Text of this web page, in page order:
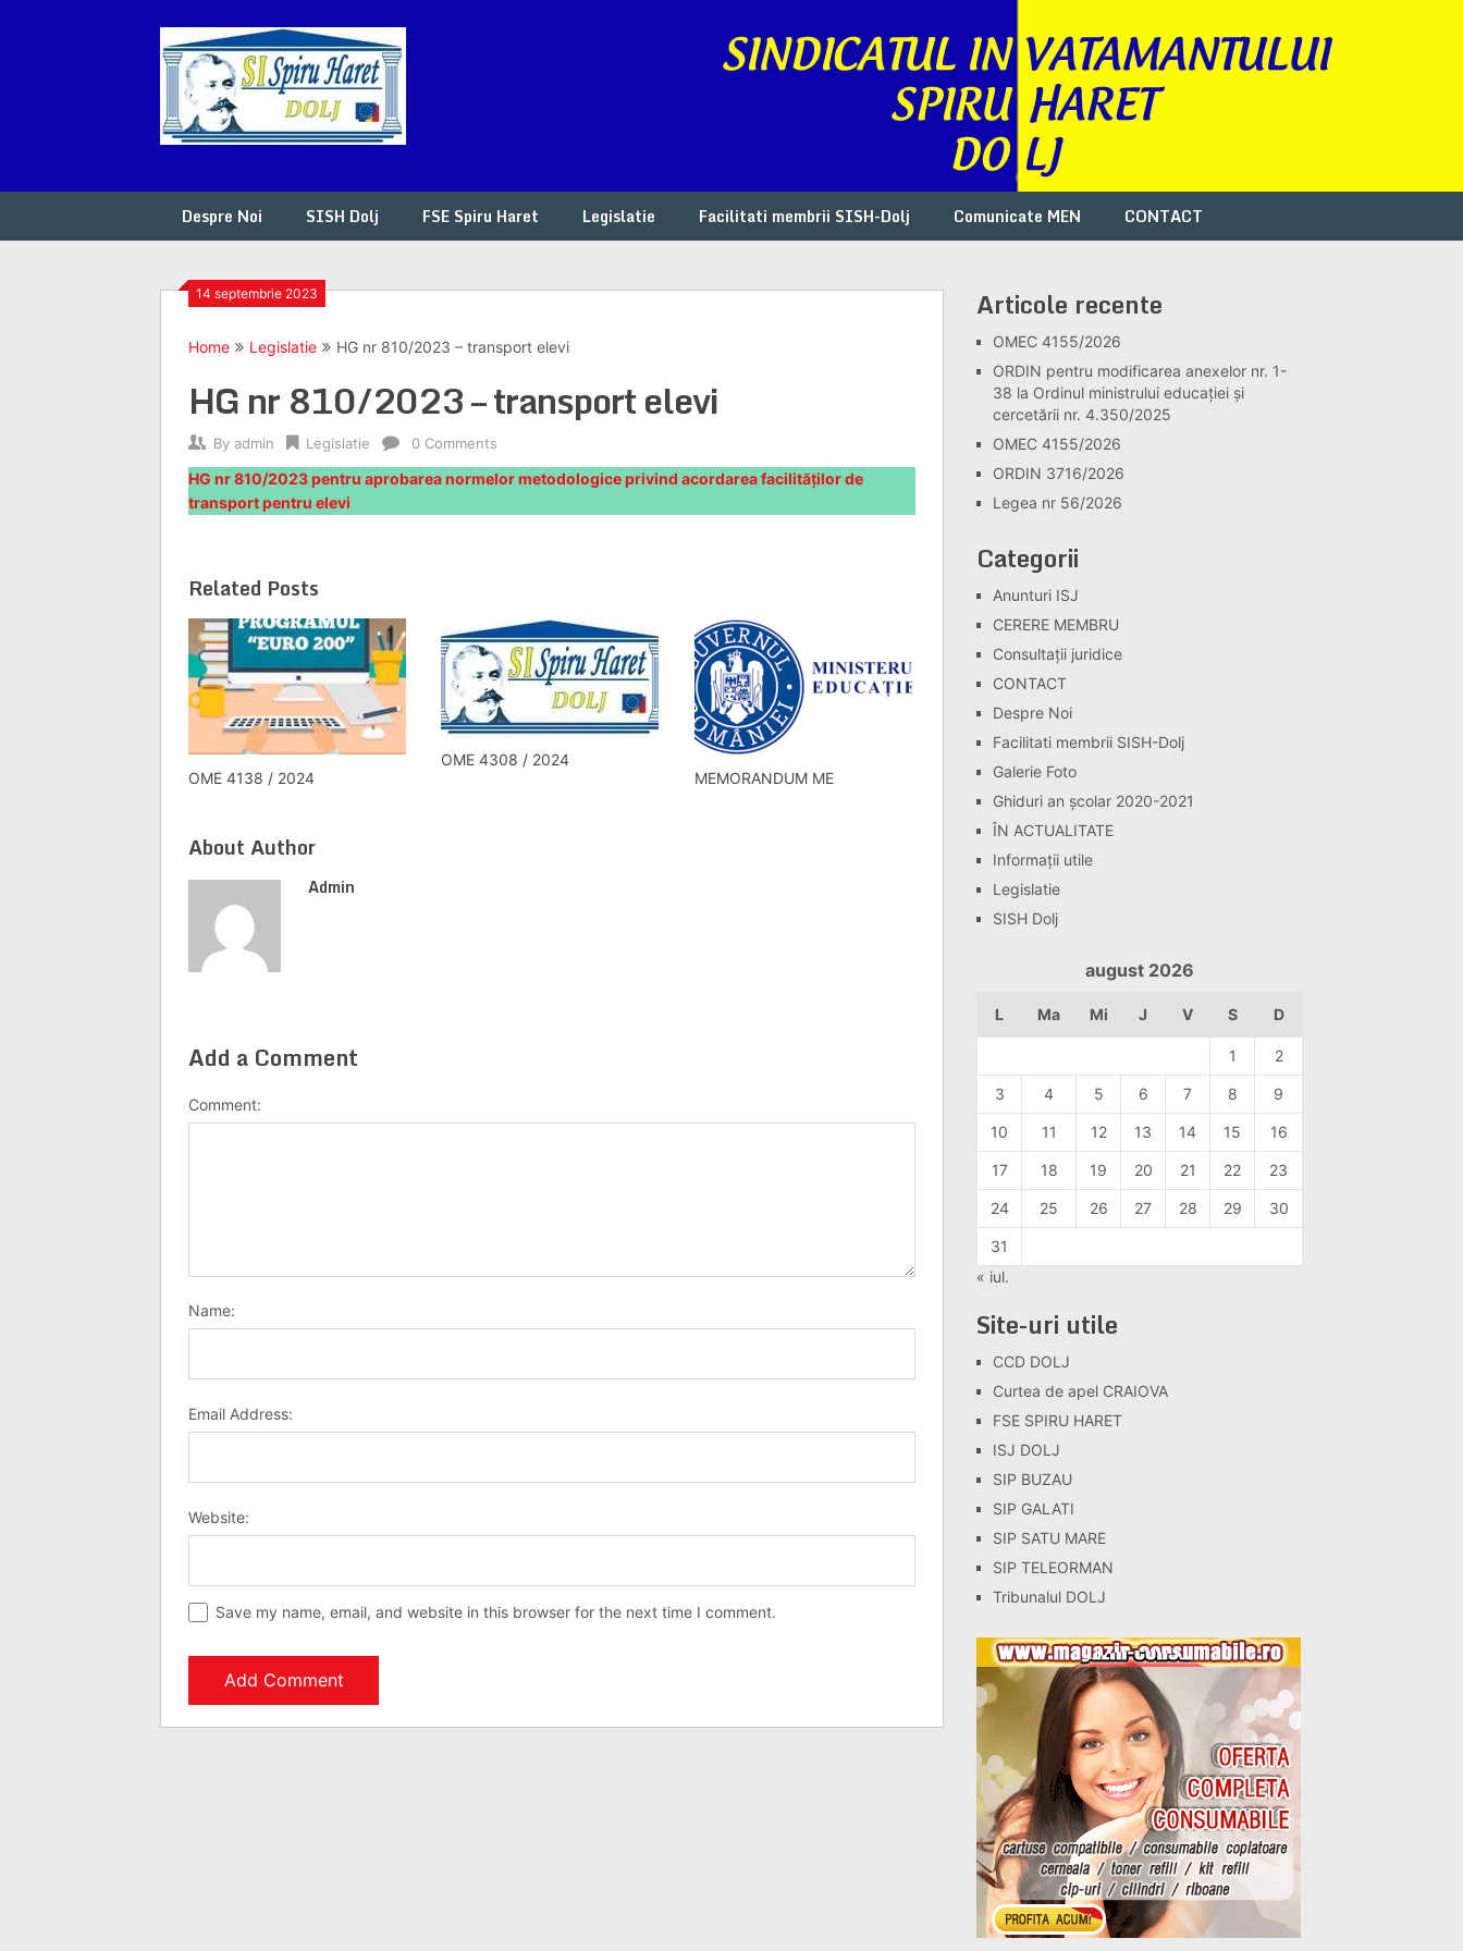
Despre Noi SISH Dolj FSE Spiru Haret Legislatie Facilitati membrii SISH-Dolj Comunicate MEN CONTACT
14 septembrie 2023
Home Legislatie HG nr 810/2023 – transport elevi
HG nr 810/2023 – transport elevi
By admin Legislatie 0 Comments
HG nr 810/2023 pentru aprobarea normelor metodologice privind acordarea facilităților de
transport pentru elevi
Related Posts
OME 4138 / 2024
OME 4308 / 2024
MEMORANDUM ME
About Author
Admin
Add a Comment
Comment:
Name:
Email Address:
Website:
Save my name, email, and website in this browser for the next time I comment.
Articole recente
OMEC 4155/2026
ORDIN pentru modificarea anexelor nr. 1-
38 la Ordinul ministrului educației și
cercetării nr. 4.350/2025
OMEC 4155/2026
ORDIN 3716/2026
Legea nr 56/2026
Categorii
Anunturi ISJ
CERERE MEMBRU
Consultaţii juridice
CONTACT
Despre Noi
Facilitati membrii SISH-Dolj
Galerie Foto
Ghiduri an școlar 2020-2021
ÎN ACTUALITATE
Informaţii utile
Legislatie
SISH Dolj
august 2026
L Ma Mi J V S D
1 2
3 4 5 6 7 8 9
10 11 12 13 14 15 16
17 18 19 20 21 22 23
24 25 26 27 28 29 30
31
« iul.
Site-uri utile
CCD DOLJ
Curtea de apel CRAIOVA
FSE SPIRU HARET
ISJ DOLJ
SIP BUZAU
SIP GALATI
SIP SATU MARE
SIP TELEORMAN
Tribunalul DOLJ